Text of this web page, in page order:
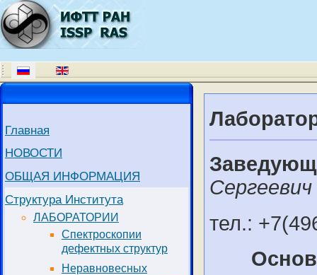
Главная
НОВОСТИ
ОБЩАЯ ИНФОРМАЦИЯ
Структура Института
ЛАБОРАТОРИИ
Спектроскопии
дефектных структур
Неравновесных
Сергеевич
тел.: